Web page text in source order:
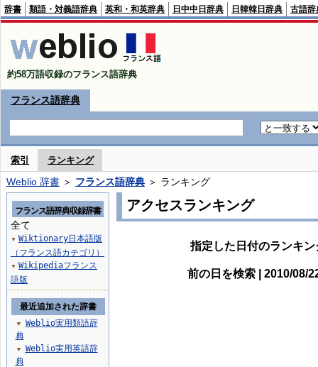
辞書 類語・対義語辞典 英和・和英辞典 日中中日辞典 日韓韓日辞典 古語辞
約58万語収録のフランス語辞典
フランス語辞典
索引 ランキング
Weblio 辞書 ＞ フランス語辞典 ＞ ランキング
アクセスランキング
指定した日付のランキ
前の日を検索 | 2010/08/
フランス語辞典収録辞書
全て
▼ Wiktionary日本語版
（フランス語カテゴリ）
▼ Wikipediaフランス
語版
最近追加された辞書
▼
Weblio実用類語辞
典
▼
Weblio実用英語辞
典